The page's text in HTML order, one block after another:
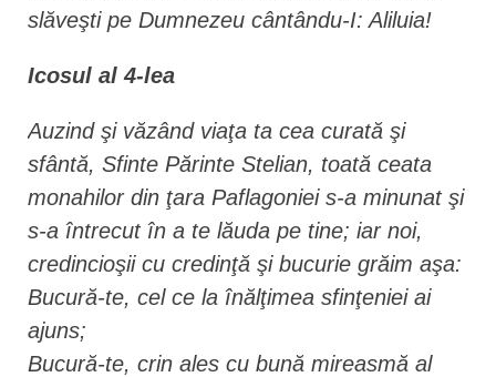
slăveşti pe Dumnezeu cântându-I: Aliluia!
Icosul al 4-lea
Auzind şi văzând viaţa ta cea curată şi
sfântă, Sfinte Părinte Stelian, toată ceata
monahilor din ţara Paflagoniei s-a minunat şi
s-a întrecut în a te lăuda pe tine; iar noi,
credincioşii cu credinţă şi bucurie grăim aşa:
Bucură-te, cel ce la înălţimea sfinţeniei ai
ajuns;
Bucură-te, crin ales cu bună mireasmă al